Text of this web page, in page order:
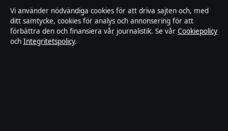
Kändisar & integritet
Integritetspolicy
Vi använder nödvändiga cookies för att driva sajten och, med
ditt samtycke, cookies för analys och annonsering för att
förbättra den och finansiera vår journalistik. Se vår Cookiepolicy
och Integritetspolicy.